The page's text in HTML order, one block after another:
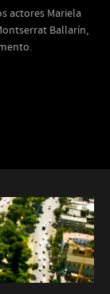
actores Mariela
Ballarín,